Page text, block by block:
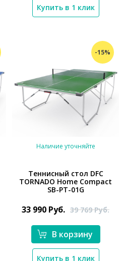
Купить в 1 клик
-15%
*}
Наличие уточняйте
Теннисный стол DFC
TORNADO Home Compact
SB-PT-01G
33 990 Руб. 39 769Руб.
В корзину
Купить в 1 клик